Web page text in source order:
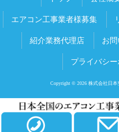
2025年6月
2025年2月
2025年1月
2024年12月
エアコン工事業者様募集
紹介業務代理店 お
プライバシ
Copyright © 2026 株式会社日本